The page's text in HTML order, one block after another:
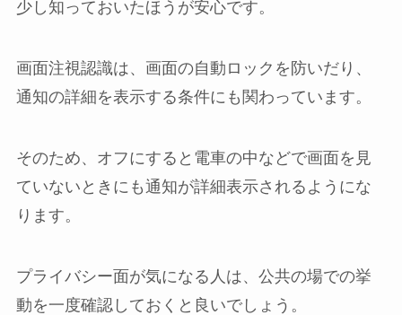
少し知っておいたほうが安心です。
画面注視認識は、画面の自動ロックを防いだり、
通知の詳細を表示する条件にも関わっています。
そのため、オフにすると電車の中などで画面を見
ていないときにも通知が詳細表示されるようにな
ります。
プライバシー面が気になる人は、公共の場での挙
動を一度確認しておくと良いでしょう。